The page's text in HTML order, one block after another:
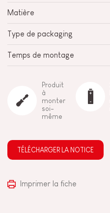
Matière
Type de packaging
Temps de montage
Produit
à
monter
soi-
même
TÉLÉCHARGER LA NOTICE
Imprimer la fiche